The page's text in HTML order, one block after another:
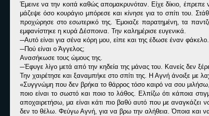
Έμεινε να την κοιτά καθώς απομακρυνόταν. Είχε δίκιο, έπρεπε
μάζεψε όσο κουράγιο μπόρεσε και κίνησε για το σπίτι του.
προχώρησε στο εσωτερικό της. Έμοιαζε παρατημένη, τα
εμφανίστηκε η κυρά Δέσποινα. Την καλημέρισε ευγενικά.
─Αυτό είναι για σένα κόρη μου, είπε και της έδωσε έναν
─Πού είναι ο Άγγελος;
Ανασήκωσε τους ώμους της.
─Έφυγε λίγο μετά από την κηδεία της μάνας του. Κανείς δεν
Την χαιρέτησε και ξαναμπήκε στο σπίτι της. Η Αγνή άνοιξε με
«Συγγνώμη που δεν βρήκα το θάρρος τόσο καιρό να σου
ποιο είναι το σωστό και ποιο το λάθος. Ελπίζω ότι κάποια
αποχαιρετήσω, μα είναι κάτι πιο βαθύ αυτό που με
δεν το θέλω. Φεύγω Αγνή, για να βρω την αλήθεια. Όποια και